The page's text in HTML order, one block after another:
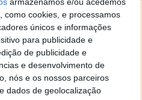
como cookies, e processamos
únicos e informações
para publicidade e
de publicidade e
e desenvolvimento de
nós e os nossos parceiros
dados de geolocalização